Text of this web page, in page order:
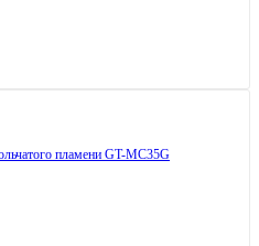
пламени GT-MC35G